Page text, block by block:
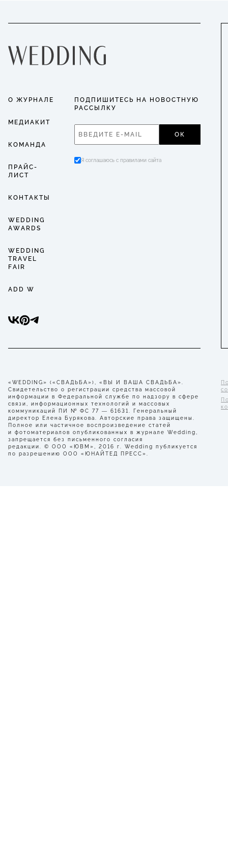
О ЖУРНАЛЕ
МЕДИАКИТ
КОМАНДА
ПРАЙС-
ЛИСТ
КОНТАКТЫ
WEDDING
AWARDS
WEDDING
TRAVEL
FAIR
ADD W
ПОДПИШИТЕСЬ НА НОВОСТНУЮ
РАССЫЛКУ
ОК
Я соглашаюсь с правилами сайта
«WEDDING» («СВАДЬБА»), «ВЫ И ВАША СВАДЬБА».
Свидетельство о регистрации средства массовой
информации в Федеральной службе по надзору в сфере
связи, информационных технологий и массовых
коммуникаций ПИ № ФС 77 — 61631. Генеральный
директор Елена Бурякова. Авторские права защищены.
Полное или частичное воспроизведение статей
и фотоматериалов опубликованных в журнале Wedding,
запрещается без письменного согласия
редакции. © ООО «ЮВМ», 2016 г. Wedding публикуется
по разрешению ООО «ЮНАЙТЕД ПРЕСС».